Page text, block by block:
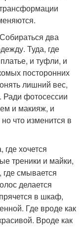
два
Туда, где
и туфли, и
посторонних
лишний вес,
фотосессии
и макияж, и
что изменится в
хочется
треники и майки,
смывается
делается
в шкаф,
Где вроде как
Вроде как